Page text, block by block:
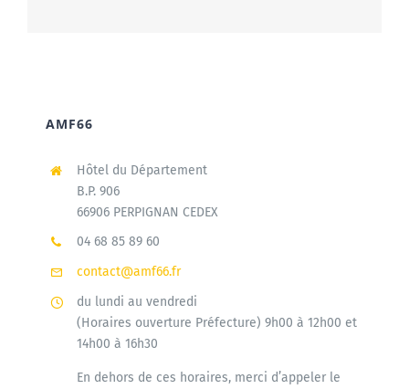
AMF66
Hôtel du Département
B.P. 906
66906 PERPIGNAN CEDEX
04 68 85 89 60
contact@amf66.fr
du lundi au vendredi
(Horaires ouverture Préfecture) 9h00 à 12h00 et
14h00 à 16h30
En dehors de ces horaires, merci d’appeler le